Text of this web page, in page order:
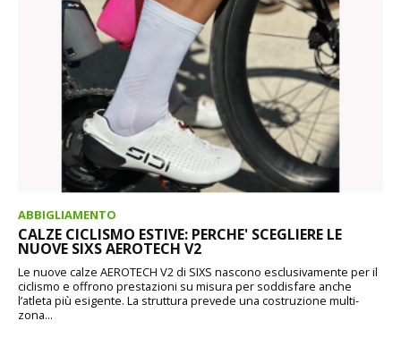
ABBIGLIAMENTO
CALZE CICLISMO ESTIVE: PERCHE' SCEGLIERE LE
NUOVE SIXS AEROTECH V2
Le nuove calze AEROTECH V2 di SIXS nascono esclusivamente per il
ciclismo e offrono prestazioni su misura per soddisfare anche
l’atleta più esigente. La struttura prevede una costruzione multi-
zona...